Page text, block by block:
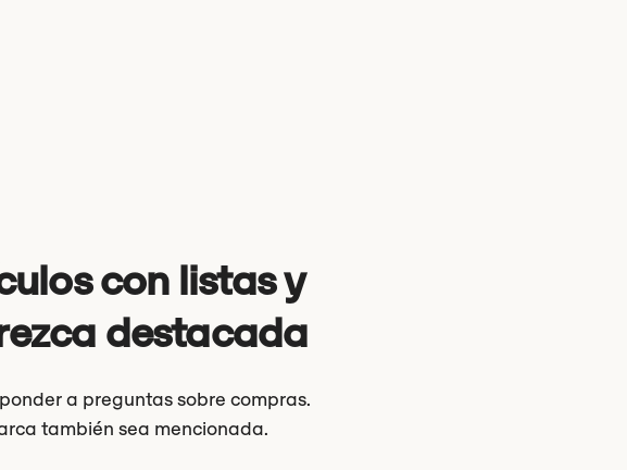
con listas y
destacada
a preguntas sobre compras.
también sea mencionada.